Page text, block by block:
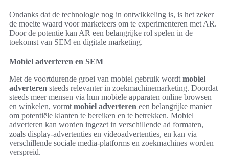
Ondanks dat de technologie nog in ontwikkeling is, is het zeker
de moeite waard voor marketeers om te experimenteren met AR.
Door de potentie kan AR een belangrijke rol spelen in de
toekomst van SEM en digitale marketing.
Mobiel adverteren en SEM
Met de voortdurende groei van mobiel gebruik wordt mobiel
adverteren steeds relevanter in zoekmachinemarketing. Doordat
steeds meer mensen via hun mobiele apparaten online browsen
en winkelen, vormt mobiel adverteren een belangrijke manier
om potentiële klanten te bereiken en te betrekken. Mobiel
adverteren kan worden ingezet in verschillende ad formaten,
zoals display-advertenties en videoadvertenties, en kan via
verschillende sociale media-platforms en zoekmachines worden
verspreid.